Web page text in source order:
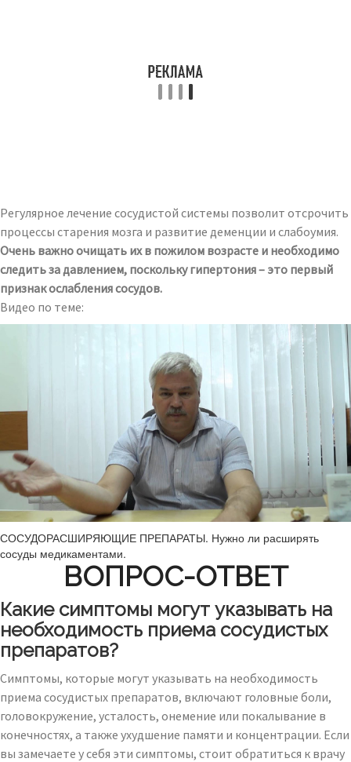
Регулярное лечение сосудистой системы позволит отсрочить
процессы старения мозга и развитие деменции и слабоумия.
Очень важно очищать их в пожилом возрасте и необходимо
следить за давлением, поскольку гипертония – это первый
признак ослабления сосудов.
Видео по теме:
СОСУДОРАСШИРЯЮЩИЕ ПРЕПАРАТЫ. Нужно ли расширять
сосуды медикаментами.
ВОПРОС-ОТВЕТ
Какие симптомы могут указывать на
необходимость приема сосудистых
препаратов?
Симптомы, которые могут указывать на необходимость
приема сосудистых препаратов, включают головные боли,
головокружение, усталость, онемение или покалывание в
конечностях, а также ухудшение памяти и концентрации. Если
вы замечаете у себя эти симптомы, стоит обратиться к врачу